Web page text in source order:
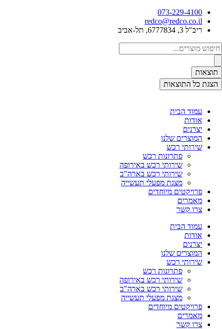
לתוכן
073-229-4100
redco@redco.co.il
ריב"ל 3, 6777834, תל-אביב
Search
...
תוצאות
הצגת כל התוצאות
עמוד הבית
אודות
יצרנים
המוצרים שלנו
שירותי רכש
פתרונות רכש
שירותי רכש באירופה
שירותי רכש בארה"ב
מצגת מפעלי תעשייה
פרויקטים מיוחדים
מאמרים
צרו קשר
עמוד הבית
אודות
יצרנים
המוצרים שלנו
שירותי רכש
פתרונות רכש
שירותי רכש באירופה
שירותי רכש בארה"ב
מצגת מפעלי תעשייה
פרויקטים מיוחדים
מאמרים
צרו קשר